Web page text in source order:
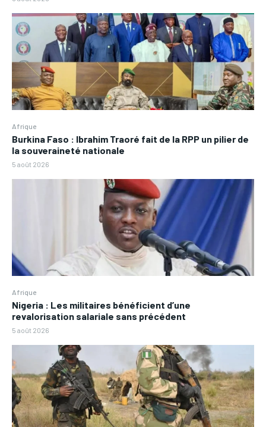
Afrique
Burkina Faso : Ibrahim Traoré fait de la RPP un pilier de
la souveraineté nationale
5 août 2026
Afrique
Nigeria : Les militaires bénéficient d’une
revalorisation salariale sans précédent
5 août 2026